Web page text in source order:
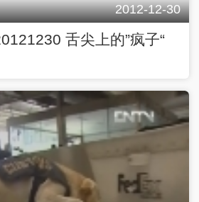
2012-12-30
舌尖上的”疯子“